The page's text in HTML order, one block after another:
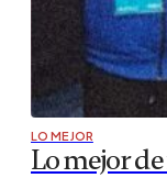
LO MEJOR
Lo mejor